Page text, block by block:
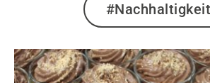
#Nachhaltigkeit